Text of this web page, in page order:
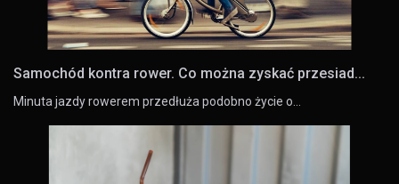
Samochód kontra rower. Co można zyskać przesiad...
Minuta jazdy rowerem przedłuża podobno życie o…